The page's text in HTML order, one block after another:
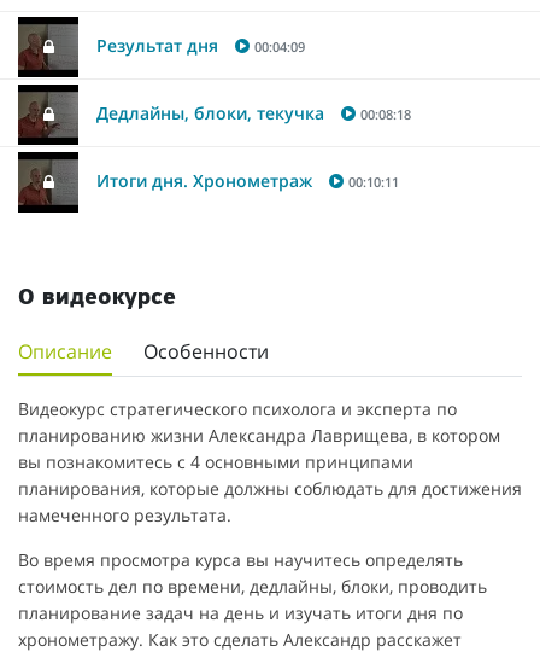
Результат дня 00:04:09
Дедлайны, блоки, текучка 00:08:18
Итоги дня. Хронометраж 00:10:11
О видеокурсе
Описание Особенности
Видеокурс стратегического психолога и эксперта по
планированию жизни Александра Лаврищева, в котором
вы познакомитесь с 4 основными принципами
планирования, которые должны соблюдать для достижения
намеченного результата.
Во время просмотра курса вы научитесь определять
стоимость дел по времени, дедлайны, блоки, проводить
планирование задач на день и изучать итоги дня по
хронометражу. Как это сделать Александр расскажет